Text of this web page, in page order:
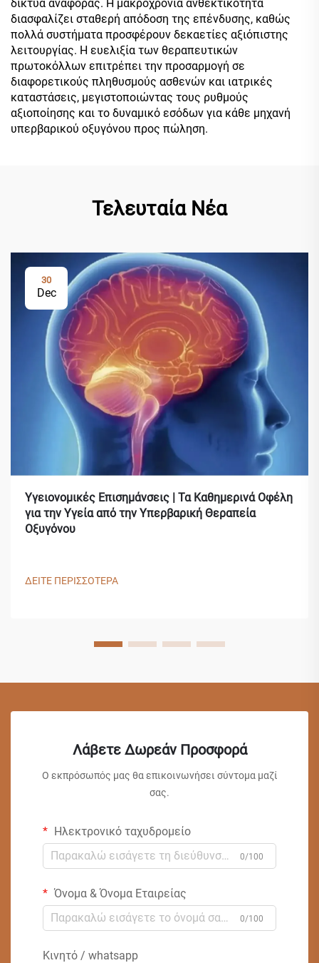
δίκτυα αναφοράς. Η μακροχρόνια ανθεκτικότητα
διασφαλίζει σταθερή απόδοση της επένδυσης, καθώς
πολλά συστήματα προσφέρουν δεκαετίες αξιόπιστης
λειτουργίας. Η ευελιξία των θεραπευτικών
πρωτοκόλλων επιτρέπει την προσαρμογή σε
διαφορετικούς πληθυσμούς ασθενών και ιατρικές
καταστάσεις, μεγιστοποιώντας τους ρυθμούς
αξιοποίησης και το δυναμικό εσόδων για κάθε μηχανή
υπερβαρικού οξυγόνου προς πώληση.
Τελευταία Νέα
30
Dec
Υγειονομικές Επισημάνσεις | Τα Καθημερινά Οφέλη
για την Υγεία από την Υπερβαρική Θεραπεία
Οξυγόνου
ΔΕΙΤΕ ΠΕΡΙΣΣΟΤΕΡΑ
Λάβετε Δωρεάν Προσφορά
Ο εκπρόσωπός μας θα επικοινωνήσει σύντομα μαζί
σας.
Ηλεκτρονικό ταχυδρομείο
0/100
Όνομα & Όνομα Εταιρείας
0/100
Κινητό / whatsapp